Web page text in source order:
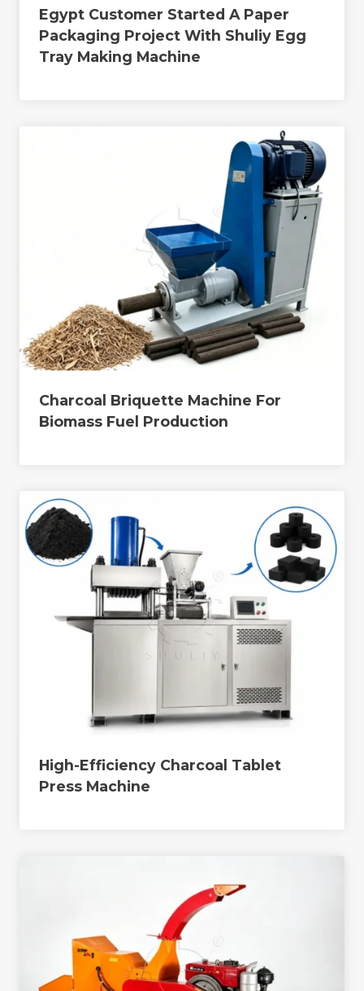
Egypt Customer Started A Paper
Packaging Project With Shuliy Egg
Tray Making Machine
Charcoal Briquette Machine For
Biomass Fuel Production
High-Efficiency Charcoal Tablet
Press Machine